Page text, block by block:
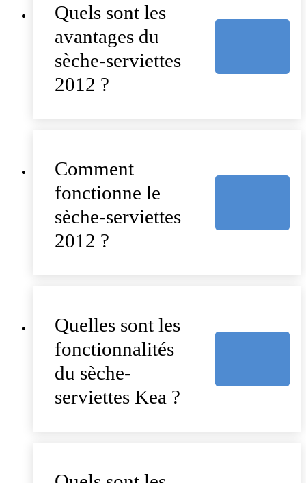
Quels sont les
avantages du
sèche-serviettes
2012 ?
Comment
fonctionne le
sèche-serviettes
2012 ?
Quelles sont les
fonctionnalités
du sèche-
serviettes Kea ?